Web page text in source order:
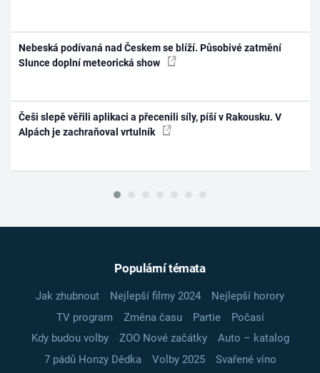
Nebeská podívaná nad Českem se blíží. Působivé zatmění
Slunce doplní meteorická show
Češi slepě věřili aplikaci a přecenili síly, píší v Rakousku. V
Alpách je zachraňoval vrtulník
Populární témata
Jak zhubnout Nejlepší filmy 2024
Nejlepší horory
TV program
Změna času Partie
Počasí
Kdy budou volby
ZOO Nové začátky
Auto – katalog
7 pádů Honzy Dědka
Volby 2025
Svařené víno